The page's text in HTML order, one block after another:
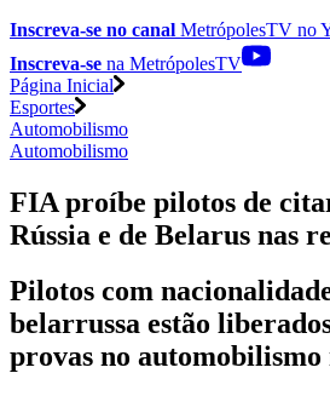
Inscreva-se no canal MetrópolesTV no
Inscreva-se na MetrópolesTV
Página Inicial
Esportes
Automobilismo
Automobilismo
FIA proíbe pilotos de
Rússia e de Belarus nas
Pilotos com
belarrussa estão
provas no